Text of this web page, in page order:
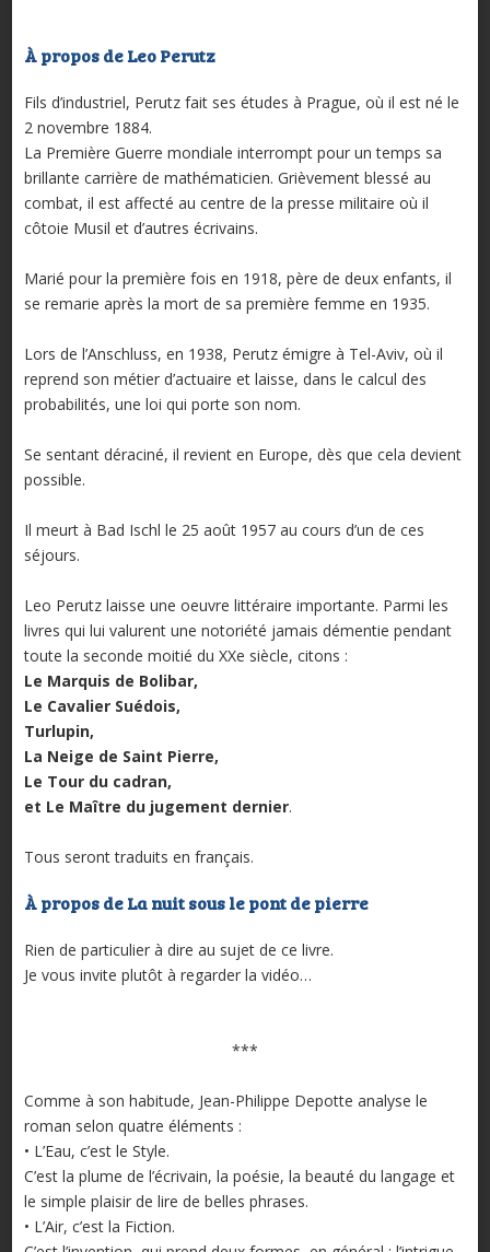
À propos de Leo Perutz
Fils d’industriel, Perutz fait ses études à Prague, où il est né le
2 novembre 1884.
La Première Guerre mondiale interrompt pour un temps sa
brillante carrière de mathématicien. Grièvement blessé au
combat, il est affecté au centre de la presse militaire où il
côtoie Musil et d’autres écrivains.
Marié pour la première fois en 1918, père de deux enfants, il
se remarie après la mort de sa première femme en 1935.
Lors de l’Anschluss, en 1938, Perutz émigre à Tel-Aviv, où il
reprend son métier d’actuaire et laisse, dans le calcul des
probabilités, une loi qui porte son nom.
Se sentant déraciné, il revient en Europe, dès que cela devient
possible.
Il meurt à Bad Ischl le 25 août 1957 au cours d’un de ces
séjours.
Leo Perutz laisse une oeuvre littéraire importante. Parmi les
livres qui lui valurent une notoriété jamais démentie pendant
toute la seconde moitié du XXe siècle, citons :
Le Marquis de Bolibar,
Le Cavalier Suédois,
Turlupin,
La Neige de Saint Pierre,
Le Tour du cadran,
et Le Maître du jugement dernier.
Tous seront traduits en français.
À propos de La nuit sous le pont de pierre
Rien de particulier à dire au sujet de ce livre.
Je vous invite plutôt à regarder la vidéo…
***
Comme à son habitude, Jean-Philippe Depotte analyse le
roman selon quatre éléments :
• L’Eau, c’est le Style.
C’est la plume de l’écrivain, la poésie, la beauté du langage et
le simple plaisir de lire de belles phrases.
• L’Air, c’est la Fiction.